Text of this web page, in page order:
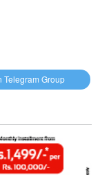
Telegram Group